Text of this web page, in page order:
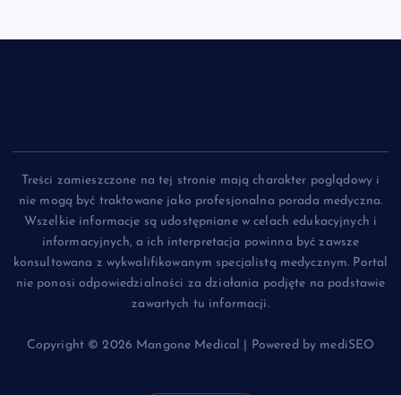
Treści zamieszczone na tej stronie mają charakter poglądowy i
nie mogą być traktowane jako profesjonalna porada medyczna.
Wszelkie informacje są udostępniane w celach edukacyjnych i
informacyjnych, a ich interpretacja powinna być zawsze
konsultowana z wykwalifikowanym specjalistą medycznym. Portal
nie ponosi odpowiedzialności za działania podjęte na podstawie
zawartych tu informacji.
Copyright © 2026 Mangone Medical | Powered by mediSEO